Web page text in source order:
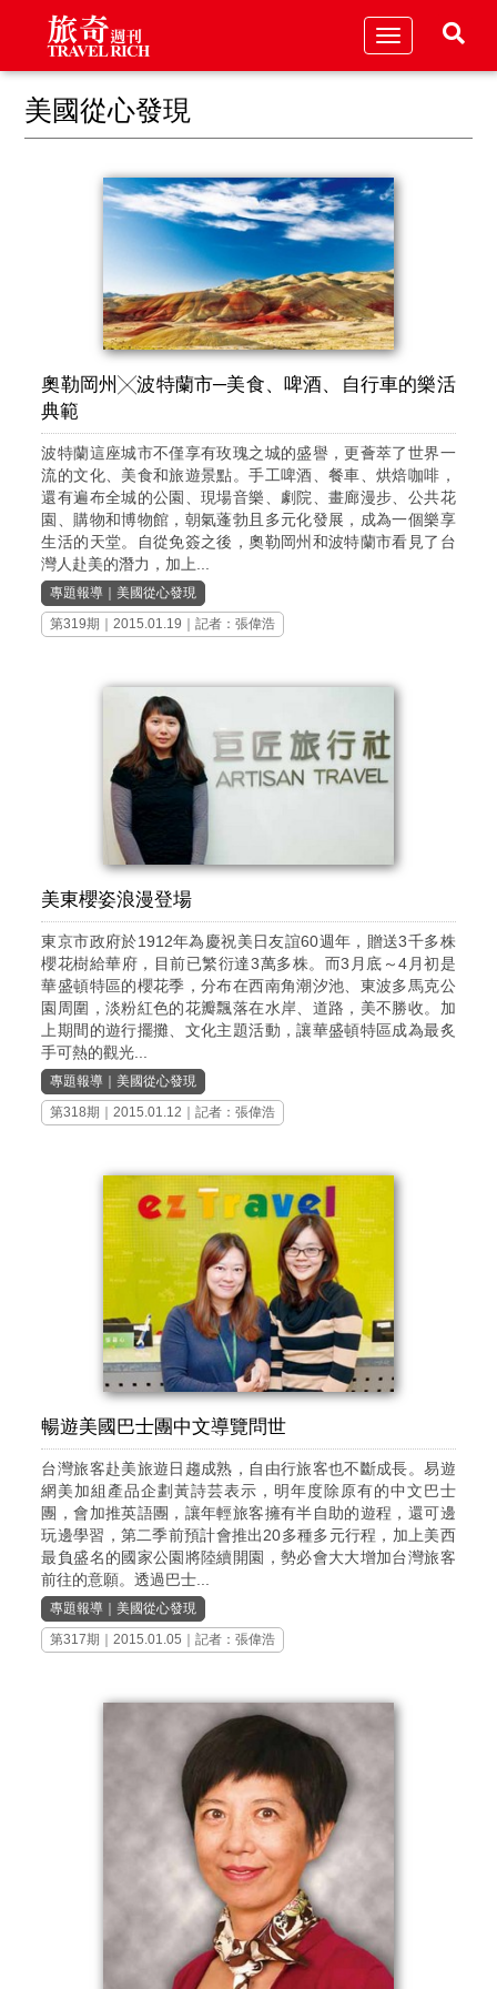
Toggle
美國從心發現
奧勒岡州╳波特蘭市─美食、啤酒、自行車的樂活
典範
波特蘭這座城市不僅享有玫瑰之城的盛譽，更薈萃了世界一
流的文化、美食和旅遊景點。手工啤酒、餐車、烘焙咖啡，
還有遍布全城的公園、現場音樂、劇院、畫廊漫步、公共花
園、購物和博物館，朝氣蓬勃且多元化發展，成為一個樂享
生活的天堂。自從免簽之後，奧勒岡州和波特蘭市看見了台
灣人赴美的潛力，加上...
專題報導 ｜美國從心發現
第319期
｜2015.01.19｜記者：張偉浩
美東櫻姿浪漫登場
東京市政府於1912年為慶祝美日友誼60週年，贈送3千多株
櫻花樹給華府，目前已繁衍達3萬多株。而3月底～4月初是
華盛頓特區的櫻花季，分布在西南角潮汐池、東波多馬克公
園周圍，淡粉紅色的花瓣飄落在水岸、道路，美不勝收。加
上期間的遊行擺攤、文化主題活動，讓華盛頓特區成為最炙
手可熱的觀光...
專題報導 ｜美國從心發現
第318期
｜2015.01.12｜記者：張偉浩
暢遊美國巴士團中文導覽問世
台灣旅客赴美旅遊日趨成熟，自由行旅客也不斷成長。易遊
網美加組產品企劃黃詩芸表示，明年度除原有的中文巴士
團，會加推英語團，讓年輕旅客擁有半自助的遊程，還可邊
玩邊學習，第二季前預計會推出20多種多元行程，加上美西
最負盛名的國家公園將陸續開園，勢必會大大增加台灣旅客
前往的意願。透過巴士...
專題報導 ｜美國從心發現
第317期 ｜2015.01.05｜記者：張偉浩